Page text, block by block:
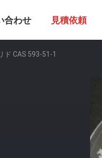
合わせ 見積依頼
ド CAS 593-51-1